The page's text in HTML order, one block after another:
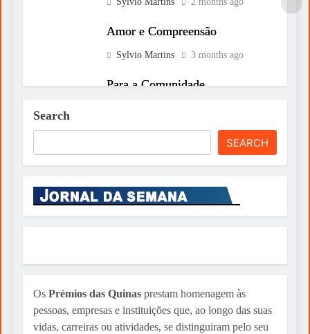
Amor e Compreensão
Sylvio Martins 3 months ago
Para a Comunidade
Search
SEARCH
Os Prémios das Quinas prestam homenagem às
pessoas, empresas e instituições que, ao longo das suas
vidas, carreiras ou atividades, se distinguiram pelo seu